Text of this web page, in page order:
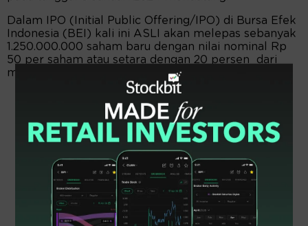
Dalam IPO (Initial Public Offering/IPO) di Bursa Efek
Indonesia (BEI) kali ini ASLI akan melepas sebanyak
1.250.000.000 saham baru dengan nilai nominal Rp
50 per saham atau setara dengan 20 persen dari
modal ditempatkan dan disetor penuh.